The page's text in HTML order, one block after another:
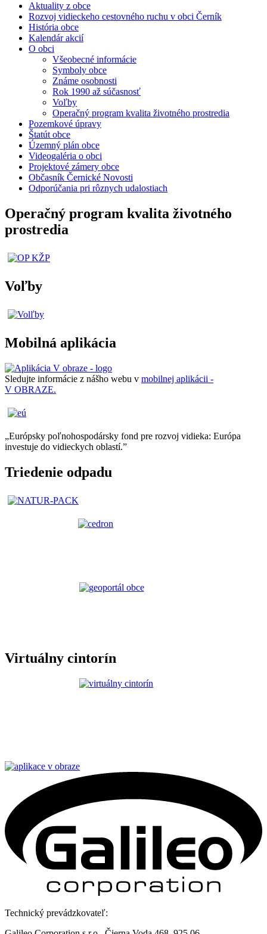
Aktuality z obce
Rozvoj vidieckeho cestovného ruchu v obci Černík
História obce
Kalendár akcií
O obci
Všeobecné informácie
Symboly obce
Známe osobnosti
Rok 1990 až súčasnosť
Voľby
Operačný program kvalita životného prostredia
Pozemkové úpravy
Štatút obce
Územný plán obce
Videogaléria o obci
Projektové zámery obce
Občasník Černické Novosti
Odporúčania pri rôznych udalostiach
Operačný program kvalita životného
prostredia
Voľby
Mobilná aplikácia
Sledujte informácie z nášho webu v mobilnej aplikácii -
V OBRAZE.
„Európsky poľnohospodársky fond pre rozvoj vidieka: Európa
investuje do vidieckych oblastí.”
Triedenie odpadu
Virtuálny cintorín
Technický prevádzkovateľ: